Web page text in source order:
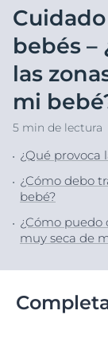
bebés –
las
mi
5 min de lectura
¿Qué provoca
¿Cómo debo
bebé?
¿Cómo puedo
muy seca de